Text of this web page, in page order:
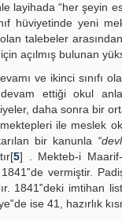
layihada “her şeyin
hüviyetinde yeni
talebeler
açılmış bulunan
ve ikinci sınıfı
ettiği okul
daha sonra bir
ile meslek
bir kanunla
5] . Mekteb-i
vermiştir.
1841‟deki imtihan
ise 41, hazırlık